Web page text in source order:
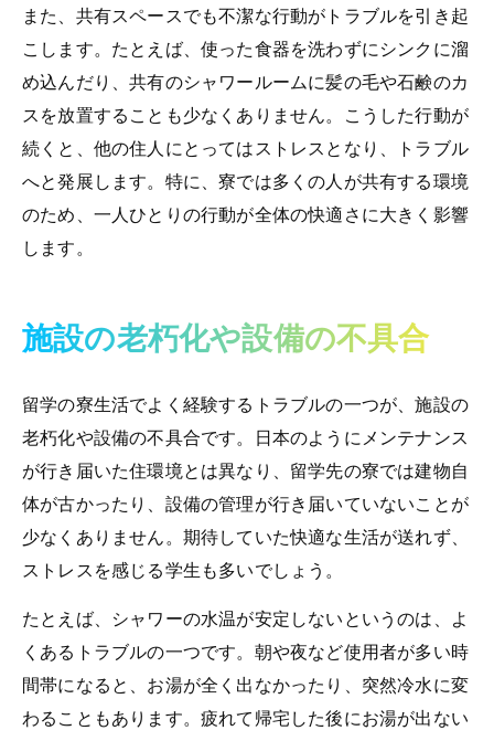
また、共有スペースでも不潔な行動がトラブルを引き起
こします。たとえば、使った食器を洗わずにシンクに溜
め込んだり、共有のシャワールームに髪の毛や石鹸のカ
スを放置することも少なくありません。こうした行動が
続くと、他の住人にとってはストレスとなり、トラブル
へと発展します。特に、寮では多くの人が共有する環境
のため、一人ひとりの行動が全体の快適さに大きく影響
します。
施設の老朽化や設備の不具合
留学の寮生活でよく経験するトラブルの一つが、施設の
老朽化や設備の不具合です。日本のようにメンテナンス
が行き届いた住環境とは異なり、留学先の寮では建物自
体が古かったり、設備の管理が行き届いていないことが
少なくありません。期待していた快適な生活が送れず、
ストレスを感じる学生も多いでしょう。
たとえば、シャワーの水温が安定しないというのは、よ
くあるトラブルの一つです。朝や夜など使用者が多い時
間帯になると、お湯が全く出なかったり、突然冷水に変
わることもあります。疲れて帰宅した後にお湯が出ない